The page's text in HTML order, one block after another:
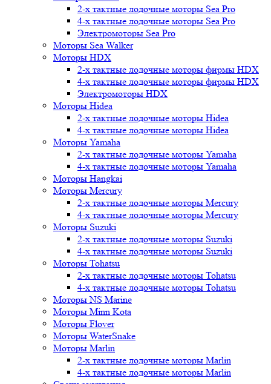
2-х тактные лодочные моторы Sea Pro
4-х тактные лодочные моторы Sea Pro
Электромоторы Sea Pro
Моторы Sea Walker
Моторы HDX
2-х тактные лодочные моторы фирмы HDX
4-х тактные лодочные моторы фирмы HDX
Электромоторы HDX
Моторы Hidea
2-х тактные лодочные моторы Hidea
4-х тактные лодочные моторы Hidea
Моторы Yamaha
2-х тактные лодочные моторы Yamaha
4-х тактные лодочные моторы Yamaha
Моторы Hangkai
Моторы Mercury
2-х тактные лодочные моторы Mercury
4-х тактные лодочные моторы Mercury
Моторы Suzuki
2-х тактные лодочные моторы Suzuki
4-х тактные лодочные моторы Suzuki
Моторы Tohatsu
2-х тактные лодочные моторы Tohatsu
4-х тактные лодочные моторы Tohatsu
Моторы NS Marine
Моторы Minn Kota
Моторы Flover
Моторы WaterSnake
Моторы Marlin
2-х тактные лодочные моторы Marlin
4-х тактные лодочные моторы Marlin